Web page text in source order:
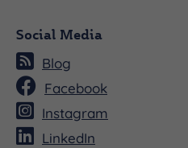
Social Media
Blog
Facebook
Instagram
LinkedIn